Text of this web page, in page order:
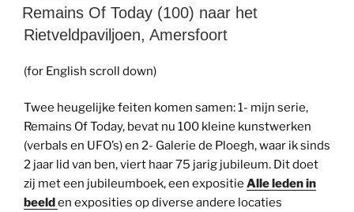
OP
Remains Of Today (100) naar het
Rietveldpaviljoen, Amersfoort
(for English scroll down)
Twee heugelijke feiten komen samen: 1- mijn serie,
Remains Of Today, bevat nu 100 kleine kunstwerken
(verbals en UFO’s) en 2- Galerie de Ploegh, waar ik sinds
2 jaar lid van ben, viert haar 75 jarig jubileum. Dit doet
zij met een jubileumboek, een expositie Alle leden in
beelden exposities op diverse andere locaties